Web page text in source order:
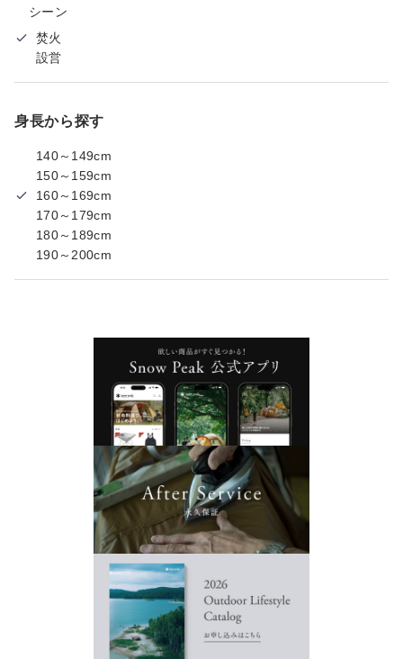
シーン
焚火
設営
身長から探す
140～149cm
150～159cm
160～169cm
170～179cm
180～189cm
190～200cm